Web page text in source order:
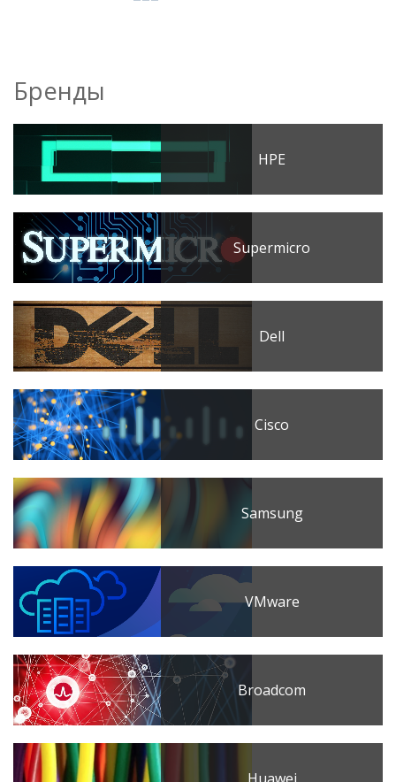
Бренды
HPE
Supermicro
Dell
Cisco
Samsung
VMware
Broadcom